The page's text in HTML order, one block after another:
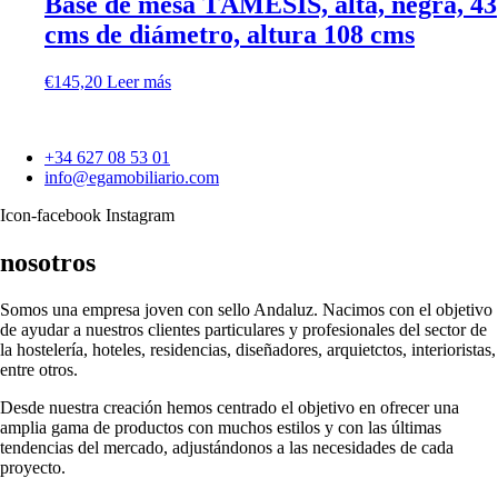
cms de diámetro, altura 108 cms
€145,20 Leer más
+34 627 08 53 01
info@egamobiliario.com
Icon-facebook Instagram
nosotros
Somos una empresa joven con sello Andaluz. Nacimos con el objetivo
de ayudar a nuestros clientes particulares y profesionales del sector de
la hostelería, hoteles, residencias, diseñadores, arquietctos, interioristas,
entre otros.
Desde nuestra creación hemos centrado el objetivo en ofrecer una
amplia gama de productos con muchos estilos y con las últimas
tendencias del mercado, adjustándonos a las necesidades de cada
proyecto.